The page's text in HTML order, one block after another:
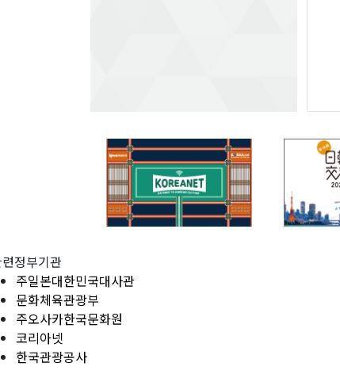
정부기관
주일본대한민국대사관
문화체육관광부
주오사카한국문화원
코리아넷
한국관광공사